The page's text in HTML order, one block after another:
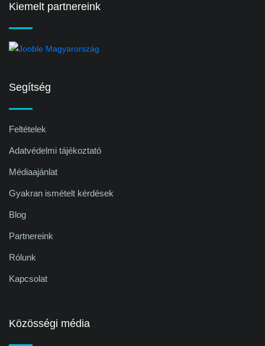
Kiemelt partnereink
Segítség
Feltételek
Adatvédelmi tájékoztató
Médiaajánlat
Gyakran ismételt kérdések
Blog
Partnereink
Rólunk
Kapcsolat
Közösségi média